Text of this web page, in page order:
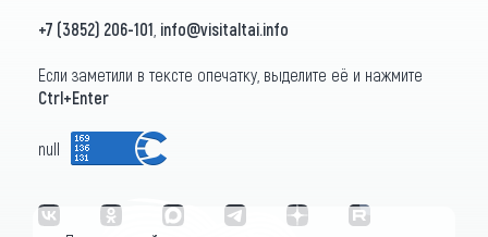
+7 (3852) 206-101 info@visitaltai.info
Если заметили в тексте опечатку, выделите её и нажмите
Ctrl+Enter
null